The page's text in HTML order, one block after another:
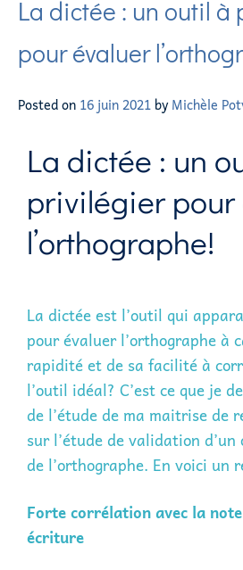
La dictée : un outil
pour évaluer
Posted on 16 juin 2021 byMichèle
La dictée : un
privilégier pour
l’orthographe!
La dictée est l’outil qui
pour évaluer l’orthographe à
rapidité et de sa facilité à
l’outil idéal? C’est ce que je
de l’étude de ma maitrise de
sur l’étude de validation
de l’orthographe. En voici un
Forte corrélation avec la
écriture